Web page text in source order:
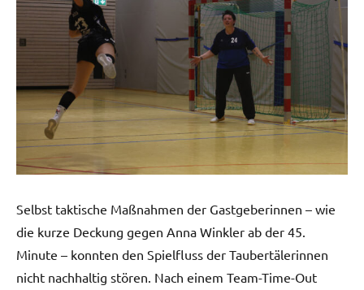
Selbst taktische Maßnahmen der Gastgeberinnen – wie
die kurze Deckung gegen Anna Winkler ab der 45.
Minute – konnten den Spielfluss der Taubertälerinnen
nicht nachhaltig stören. Nach einem Team-Time-Out